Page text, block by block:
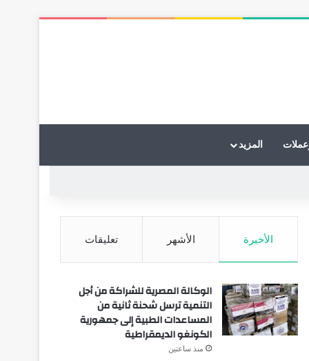
المزيد
الأخيرة الأشهر تعليقات
الوكالة المصرية للشراكة من أجل
التنمية ترسل شحنة ثانية من
المساعدات الطبية إلى جمهورية
الكونغو الديمقراطية
منذ ساعتين